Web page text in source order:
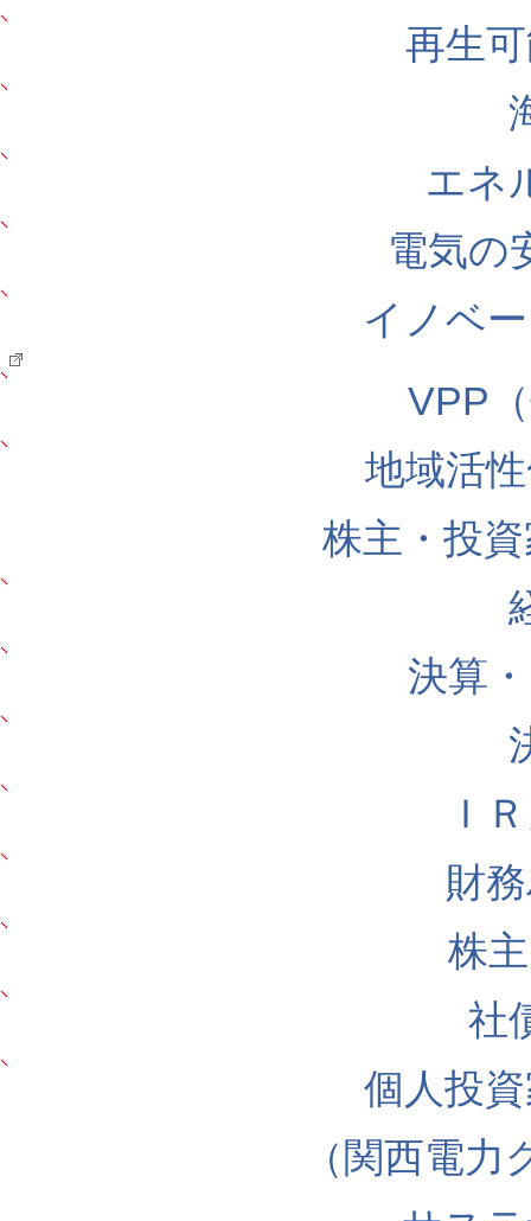
再生
エネ
電気の
イノベ
VPP
地域活
株主・投
決算
Ｉ
財
株
社
個人投
（関西電